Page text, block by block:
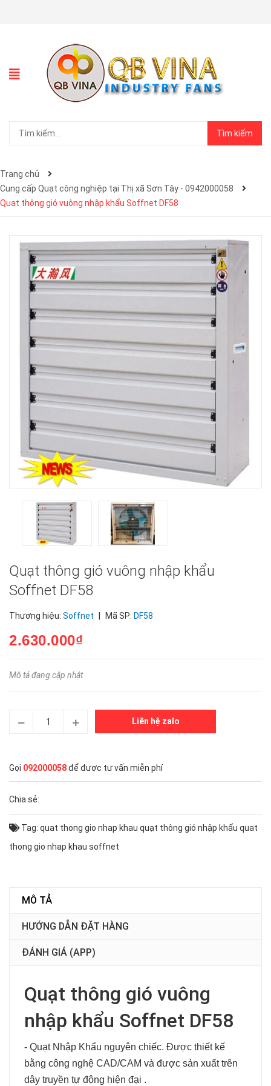
Tìm kiếm
Trang chủ
Cung cấp Quạt công nghiệp tại Thị xã Sơn Tây - 0942000058
Quạt thông gió vuông nhập khẩu Soffnet DF58
Quạt thông gió vuông nhập khẩu
Soffnet DF58
Thương hiệu: Soffnet Mã SP: DF58
2.630.000₫
Mô tả đang cập nhật
Liên hệ zalo
Gọi 092000058để được tư vấn miễn phí
Chia sẻ:
Tag: quat thong gio nhap khau quạt thông gió nhập khẩu quat
thong gio nhap khau soffnet
MÔ TẢ
HƯỚNG DẪN ĐẶT HÀNG
ĐÁNH GIÁ (APP)
Quạt thông gió vuông
nhập khẩu Soffnet DF58
- Quạt Nhập Khẩu nguyên chiếc. Được thiết kế
bằng công nghệ CAD/CAM và được sản xuất trên
dây truyền tự động hiện đại .